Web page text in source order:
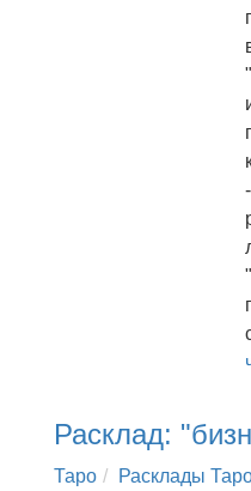
Расклад:
Таро
Расклады